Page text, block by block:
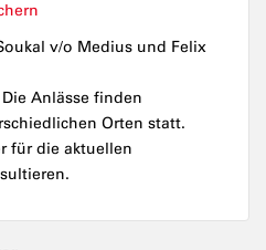
v/o Medius und Felix
Die Anlässe finden
Orten statt.
für die aktuellen